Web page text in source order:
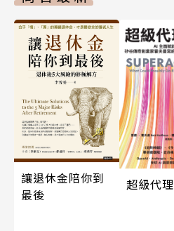
讓退休金陪你到
最後
超級代